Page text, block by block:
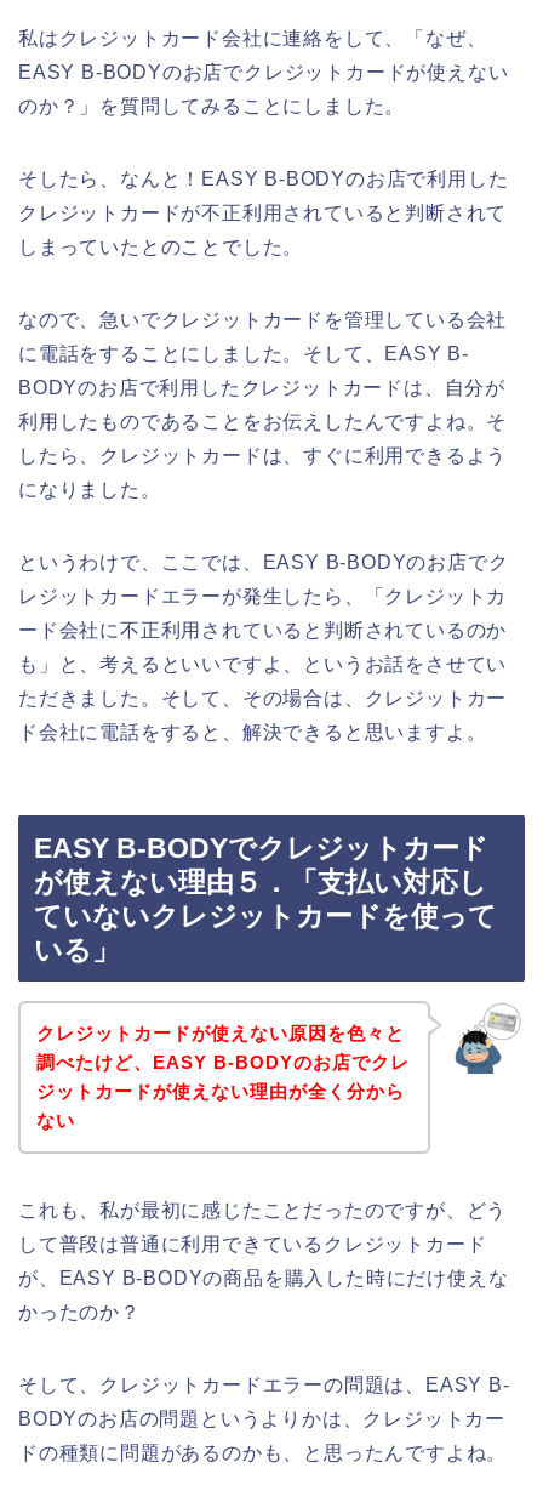
私はクレジットカード会社に連絡をして、「なぜ、
EASY B-BODYのお店でクレジットカードが使えない
のか？」を質問してみることにしました。
そしたら、なんと！EASY B-BODYのお店で利用した
クレジットカードが不正利用されていると判断されて
しまっていたとのことでした。
なので、急いでクレジットカードを管理している会社
に電話をすることにしました。そして、EASY B-
BODYのお店で利用したクレジットカードは、自分が
利用したものであることをお伝えしたんですよね。そ
したら、クレジットカードは、すぐに利用できるよう
になりました。
というわけで、ここでは、EASY B-BODYのお店でク
レジットカードエラーが発生したら、「クレジットカ
ード会社に不正利用されていると判断されているのか
も」と、考えるといいですよ、というお話をさせてい
ただきました。そして、その場合は、クレジットカー
ド会社に電話をすると、解決できると思いますよ。
EASY B-BODYでクレジットカード
が使えない理由５．「支払い対応し
ていないクレジットカードを使って
いる」
クレジットカードが使えない原因を色々と
調べたけど、EASY B-BODYのお店でクレ
ジットカードが使えない理由が全く分から
ない
これも、私が最初に感じたことだったのですが、どう
して普段は普通に利用できているクレジットカード
が、EASY B-BODYの商品を購入した時にだけ使えな
かったのか？
そして、クレジットカードエラーの問題は、EASY B-
BODYのお店の問題というよりかは、クレジットカー
ドの種類に問題があるのかも、と思ったんですよね。